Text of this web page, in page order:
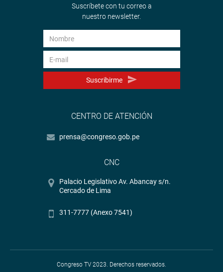
Suscríbete con tu correo a
nuestro newsletter.
Suscribirme
CENTRO DE ATENCIÓN
prensa@congreso.gob.pe
CNC
Palacio Legislativo Av. Abancay s/n.
Cercado de Lima
311-7777 (Anexo 7541)
Congreso TV 2023. Derechos reservados.